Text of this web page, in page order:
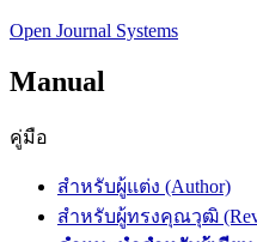
Open Journal Systems
Manual
คู่มือ
สำหรับผู้แต่ง (Author)
สำหรับผู้ทรงคุณวุฒิ